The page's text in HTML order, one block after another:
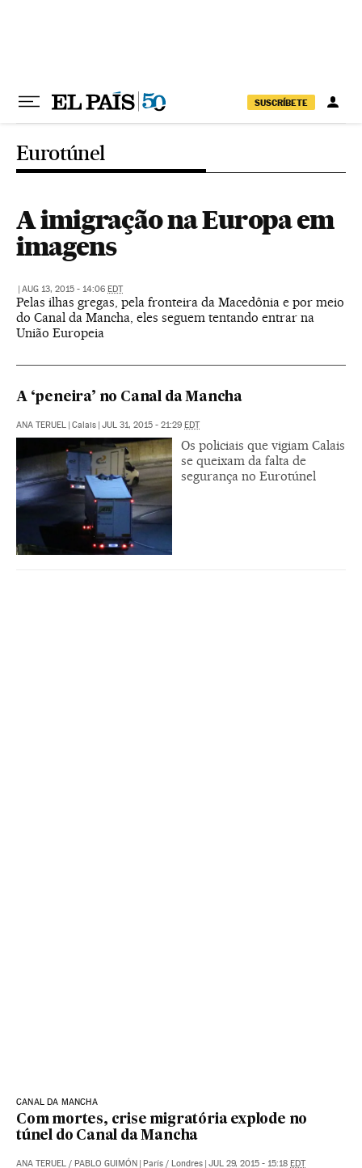
SUSCRÍBETE
Eurotúnel
A imigração na Europa em
imagens
| AUG 13, 2015 - 14:06 EDT
Pelas ilhas gregas, pela fronteira da Macedônia e por meio
do Canal da Mancha, eles seguem tentando entrar na
União Europeia
A ‘peneira’ no Canal da Mancha
ANA TERUEL | Calais | JUL 31, 2015 - 21:29 EDT
Os policiais que vigiam Calais
se queixam da falta de
segurança no Eurotúnel
CANAL DA MANCHA
Com mortes, crise migratória explode no
túnel do Canal da Mancha
ANA TERUEL / PABLO GUIMÓN | París / Londres | JUL 29, 2015 - 15:18 EDT